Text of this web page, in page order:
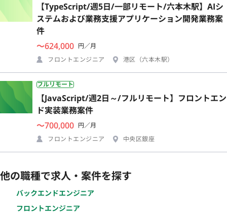
【TypeScript/週5日/一部リモート/六本木駅】AIシ
ステムおよび業務支援アプリケーション開発業務案
件
〜624,000 円／月
フロントエンジニア
港区（六本木駅）
フルリモート
【JavaScript/週2日～/フルリモート】フロントエン
ド実装業務案件
〜700,000 円／月
フロントエンジニア
中央区銀座
他の職種で求人・案件を探す
バックエンドエンジニア
フロントエンジニア